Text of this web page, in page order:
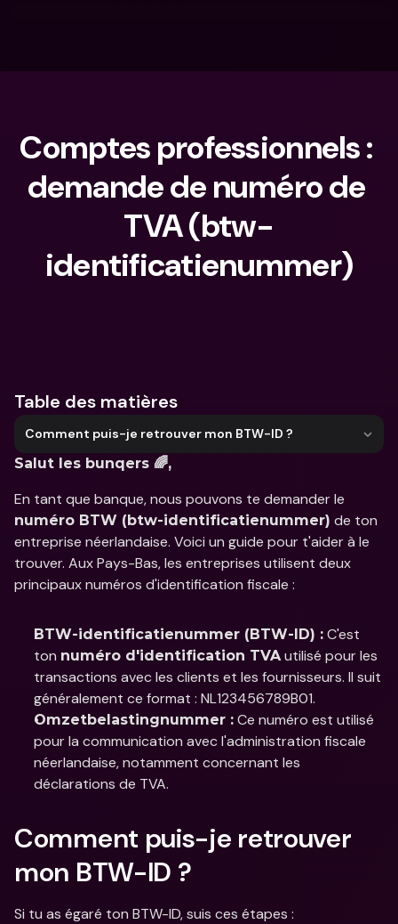
Comptes professionnels :
demande de numéro de
TVA (btw-
identificatienummer)
Table des matières
Comment puis-je retrouver mon BTW-ID ?
Salut les bunqers 🌈,
numéro BTW (btw-identificatienummer) de ton
entreprise néerlandaise. Voici un guide pour t'aider à le
trouver. Aux Pays-Bas, les entreprises utilisent deux
principaux numéros d'identification fiscale :
BTW-identificatienummer (BTW-ID) : C'est
ton numéro d'identification TVA utilisé pour les
transactions avec les clients et les fournisseurs. Il suit
généralement ce format : NL123456789B01.
Omzetbelastingnummer : Ce numéro est utilisé
pour la communication avec l'administration fiscale
néerlandaise, notamment concernant les
déclarations de TVA.
Comment puis-je retrouver
mon BTW-ID ?
Si tu as égaré ton BTW-ID, suis ces étapes :